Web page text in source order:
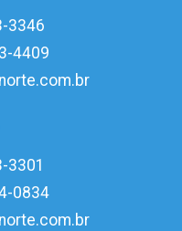
3346
4409
3301
0834